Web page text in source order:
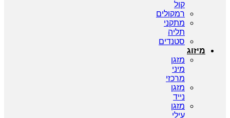
קול
רמקולים
מתקני
תליה
סטנדים
מיזוג
מזגן
מיני
מרכזי
מזגן
נייד
מזגן
עילי